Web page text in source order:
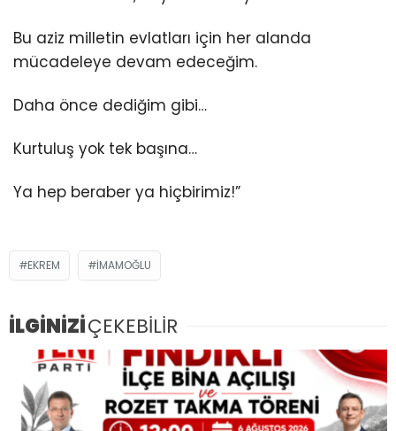
Bu aziz milletin evlatları için her alanda
mücadeleye devam edeceğim.
Daha önce dediğim gibi…
Kurtuluş yok tek başına…
Ya hep beraber ya hiçbirimiz!”
EKREM İMAMOĞLU
İLGİNİZİÇEKEBİLİR